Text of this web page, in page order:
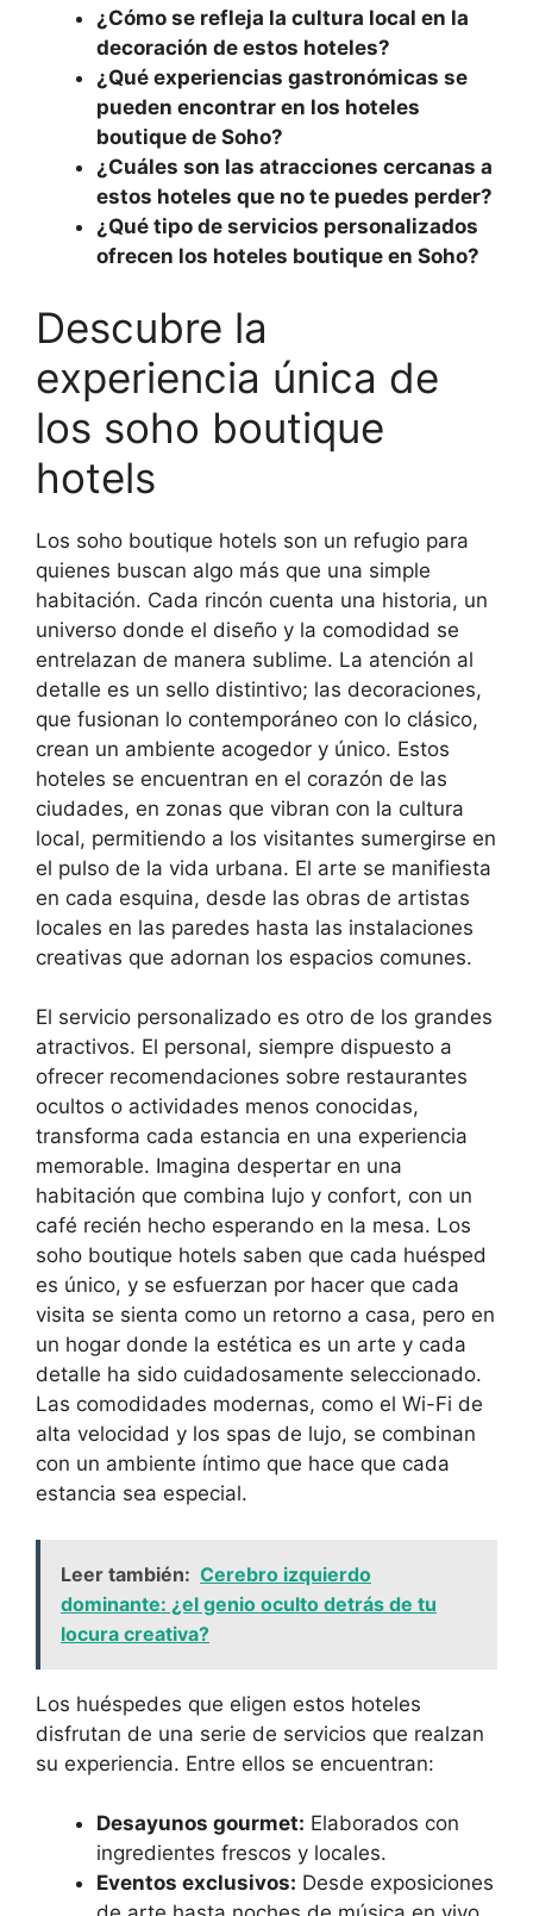
¿Cómo se refleja la cultura local en la
decoración de estos hoteles?
¿Qué experiencias gastronómicas se
pueden encontrar en los hoteles
boutique de Soho?
¿Cuáles son las atracciones cercanas a
estos hoteles que no te puedes perder?
¿Qué tipo de servicios personalizados
ofrecen los hoteles boutique en Soho?
Descubre la
experiencia única de
los soho boutique
hotels
Los soho boutique hotels son un refugio para
quienes buscan algo más que una simple
habitación. Cada rincón cuenta una historia, un
universo donde el diseño y la comodidad se
entrelazan de manera sublime. La atención al
detalle es un sello distintivo; las decoraciones,
que fusionan lo contemporáneo con lo clásico,
crean un ambiente acogedor y único. Estos
hoteles se encuentran en el corazón de las
ciudades, en zonas que vibran con la cultura
local, permitiendo a los visitantes sumergirse en
el pulso de la vida urbana. El arte se manifiesta
en cada esquina, desde las obras de artistas
locales en las paredes hasta las instalaciones
creativas que adornan los espacios comunes.
El servicio personalizado es otro de los grandes
atractivos. El personal, siempre dispuesto a
ofrecer recomendaciones sobre restaurantes
ocultos o actividades menos conocidas,
transforma cada estancia en una experiencia
memorable. Imagina despertar en una
habitación que combina lujo y confort, con un
café recién hecho esperando en la mesa. Los
soho boutique hotels saben que cada huésped
es único, y se esfuerzan por hacer que cada
visita se sienta como un retorno a casa, pero en
un hogar donde la estética es un arte y cada
detalle ha sido cuidadosamente seleccionado.
Las comodidades modernas, como el Wi-Fi de
alta velocidad y los spas de lujo, se combinan
con un ambiente íntimo que hace que cada
estancia sea especial.
Leer también: Cerebro izquierdo
dominante: ¿el genio oculto detrás de tu
locura creativa?
Los huéspedes que eligen estos hoteles
disfrutan de una serie de servicios que realzan
su experiencia. Entre ellos se encuentran:
Desayunos gourmet: Elaborados con
ingredientes frescos y locales.
Eventos exclusivos: Desde exposiciones